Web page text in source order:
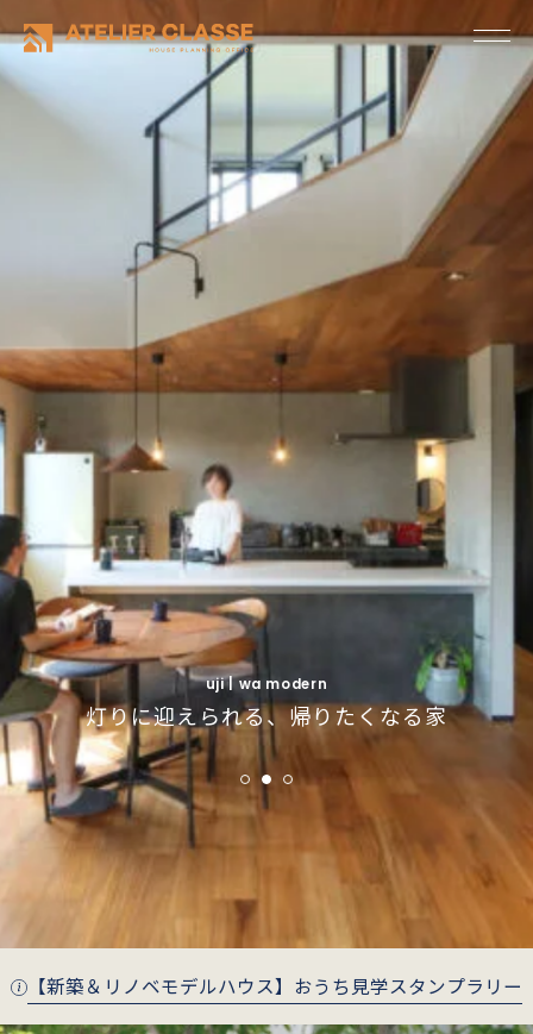
uji | simple modern
インナーガレージで叶えるインダストリアルな
暮らし
fushimi | wa modern
季節がそっと寄り添う、庭とつながる住まい
uji | wa modern
灯りに迎えられる、帰りたくなる家
uji | simple modern
インナーガレージで叶えるインダストリアルな
暮らし
fushimi | wa modern
季節がそっと寄り添う、庭とつながる住まい
【新築＆リノベモデルハウス】おうち見学スタンプラリー